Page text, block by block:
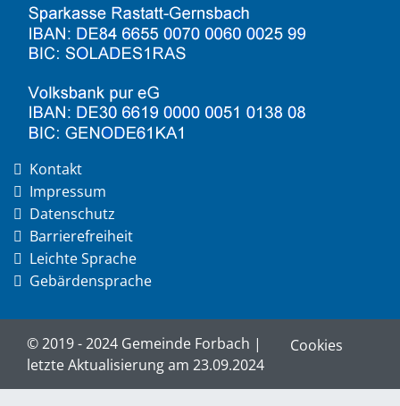
Kontakt
Impressum
Datenschutz
Barrierefreiheit
Leichte Sprache
Gebärdensprache
© 2019 - 2024 Gemeinde Forbach |
letzte Aktualisierung am 23.09.2024
Cookies